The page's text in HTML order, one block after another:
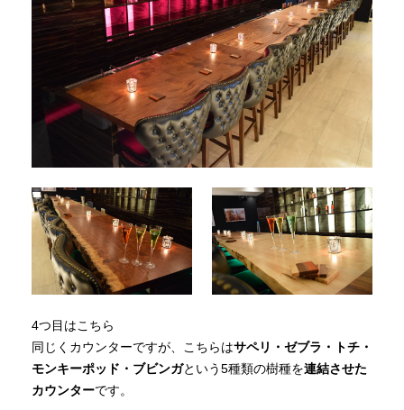
4つ目はこちら
同じくカウンターですが、こちらはサペリ・ゼブラ・トチ・
モンキーポッド・ブビンガという5種類の樹種を連結させた
カウンターです。